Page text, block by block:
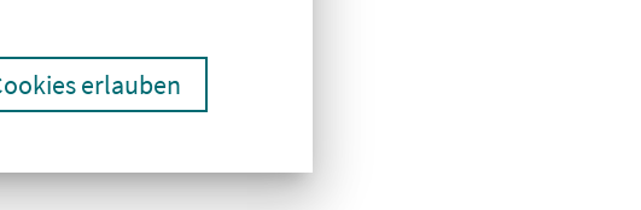
erlauben